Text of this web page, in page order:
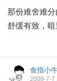
那份难舍难
舒缓有致，暗
食指小
2009-7-7